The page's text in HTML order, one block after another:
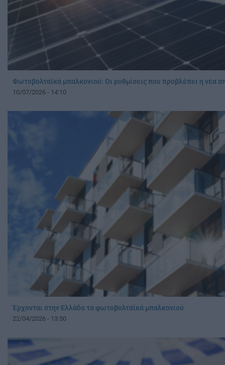
Φωτοβολταϊκά μπαλκονιού: Οι ρυθμίσεις που προβλέπει η νέα
10/07/2026 - 14:10
Έρχονται στην Ελλάδα τα φωτοβολταϊκά μπαλκονιού
22/04/2026 - 13:50